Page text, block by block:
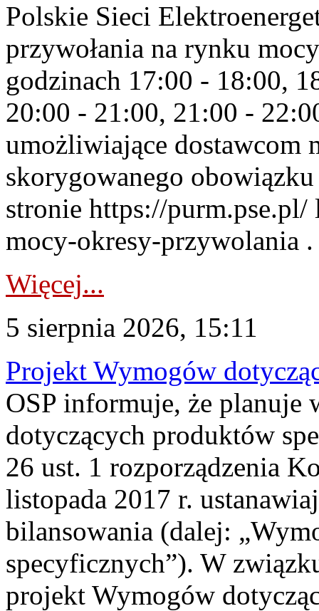
Polskie Sieci
przywołania na rynku
godzinach 17:00 - 18:00,
20:00 - 21:00, 21:00 -
umożliwiające dostawcom
skorygowanego
stronie https://
mocy-okresy-przywolania
Więcej...
5 sierpnia 2026, 15:11
Projekt Wymogów
OSP informuje, że planuje
dotyczących produktów
26 ust. 1 rozporządzenia
listopada 2017 r.
bilansowania (dalej:
specyficznych”). W
projekt Wymogów